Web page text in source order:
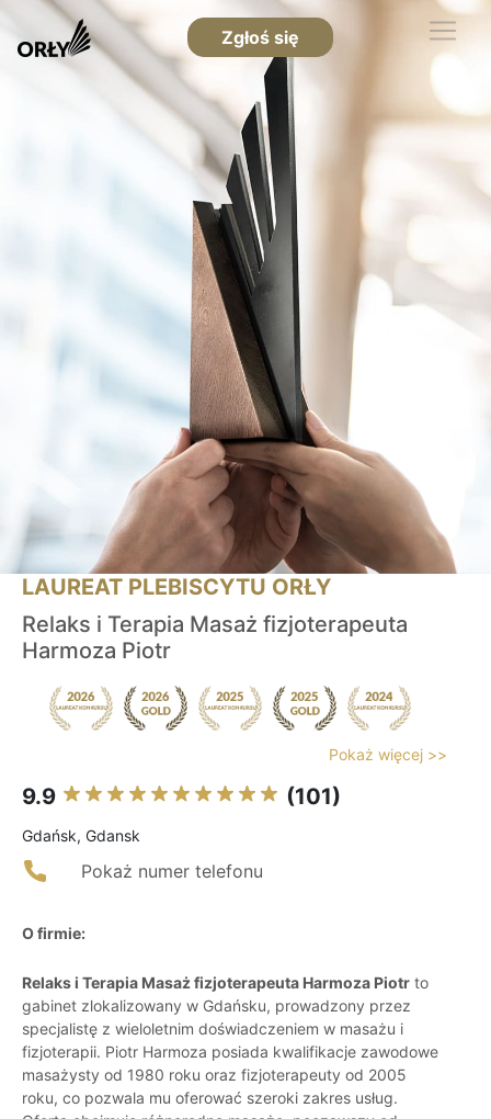
Zgłoś się
LAUREAT PLEBISCYTU ORŁY
Relaks i Terapia Masaż fizjoterapeuta
Harmoza Piotr
Pokaż więcej >>
9.9 (101)
Gdańsk, Gdansk
Pokaż numer telefonu
O firmie:
Relaks i Terapia Masaż fizjoterapeuta Harmoza Piotr to
gabinet zlokalizowany w Gdańsku, prowadzony przez
specjalistę z wieloletnim doświadczeniem w masażu i
fizjoterapii. Piotr Harmoza posiada kwalifikacje zawodowe
masażysty od 1980 roku oraz fizjoterapeuty od 2005
roku, co pozwala mu oferować szeroki zakres usług.